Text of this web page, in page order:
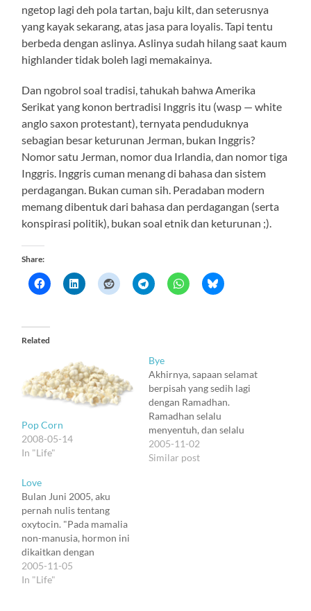
ngetop lagi deh pola tartan, baju kilt, dan seterusnya
yang kayak sekarang, atas jasa para loyalis. Tapi tentu
berbeda dengan aslinya. Aslinya sudah hilang saat kaum
highlander tidak boleh lagi memakainya.
Dan ngobrol soal tradisi, tahukah bahwa Amerika
Serikat yang konon bertradisi Inggris itu (wasp — white
anglo saxon protestant), ternyata penduduknya
sebagian besar keturunan Jerman, bukan Inggris?
Nomor satu Jerman, nomor dua Irlandia, dan nomor tiga
Inggris. Inggris cuman menang di bahasa dan sistem
perdagangan. Bukan cuman sih. Peradaban modern
memang dibentuk dari bahasa dan perdagangan (serta
konspirasi politik), bukan soal etnik dan keturunan ;).
Share:
Related
Pop Corn
2008-05-14
In "Life"
Bye
Akhirnya, sapaan selamat
berpisah yang sedih lagi
dengan Ramadhan.
Ramadhan selalu
menyentuh, dan selalu
unik. Berbeda bukan saja
dengan bulan yang lain,
2005-11-02
Similar post
Love
Bulan Juni 2005, aku
pernah nulis tentang
oxytocin. "Pada mamalia
non-manusia, hormon ini
dikaitkan dengan
kelekatan sosial, termasuk
fungsi fisiologis yang
2005-11-05
In "Life"